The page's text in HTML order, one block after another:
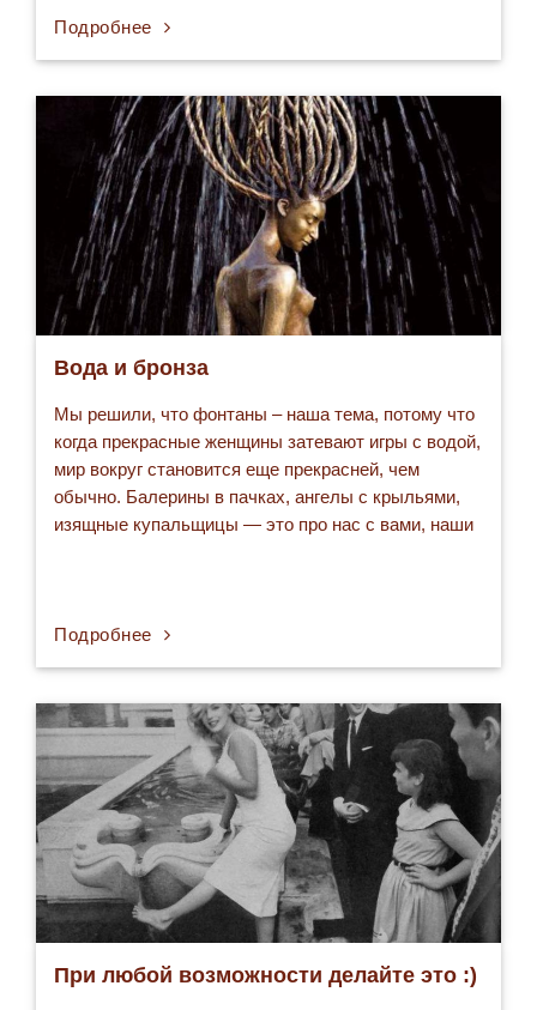
керамики, которое можно приобрести в Лондоне,
Подробнее
Вода и бронза
Мы решили, что фонтаны – наша тема, потому что
когда прекрасные женщины затевают игры с водой,
мир вокруг становится еще прекрасней, чем
обычно. Балерины в пачках, ангелы с крыльями,
изящные купальщицы — это про нас с вами, наши
Подробнее
При любой возможности делайте это :)